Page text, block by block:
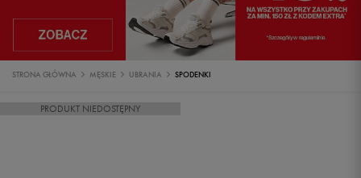
STRONA GŁÓWNA MĘSKIE UBRANIA SPODENKI
PRODUKT NIEDOSTĘPNY